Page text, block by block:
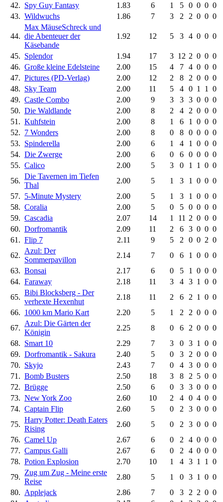
42. Spy Guy Fantasy 1.83 6 1 5 0 0 0 0
43. Wildwuchs 1.86 7 3 2 2 0 0 0
44.
Max MäuseSchreck und
die Abenteuer der
Käsebande
1.92 12 5 3 4 0 0 0
45. Splendor 1.94 17 3 12 2 0 0 0
46. Große kleine Edelsteine 2.00 15 4 7 4 0 0 0
47. Pictures (PD-Verlag) 2.00 12 2 8 2 0 0 0
48. Sky Team 2.00 11 5 4 0 1 1
0
49. Castle Combo 2.00 9 3 3 3 0 0 0
50. Die Waldlande 2.00 8 2 4 2 0 0 0
51. Kuhfstein 2.00 8 1 6 1 0 0 0
52. 7 Wonders 2.00 8 0 8 0 0 0 0
53. Spinderella 2.00 6 1 4 1 0 0 0
54. Die Zwerge 2.00 6 0 6 0 0 0 0
55. Calico 2.00 5 3 0 1 1 0 0
56.
Die Tavernen im Tiefen
Thal
2.00 5 1 3 1 0 0 0
57. 5-Minute Mystery 2.00 5 1 3 1 0 0 0
58. Coralia 2.00 5 0 5 0 0 0 0
59. Cascadia 2.07 14 1 11 2 0 0 0
60. Dorfromantik 2.09 11 2 6 3 0 0 0
61. Flip 7 2.11 9 5 2 0 0 2 0
62.
Azul: Der
Sommerpavillon
2.14 7 0 6 1 0 0 0
63. Bonsai 2.17 6 0 5 1 0 0 0
64. Faraway 2.18 11 3 4 3 1 0 0
65.
Bibi Blocksberg - Der
verhexte Hexenhut
2.18 11 2 6 2 1 0 0
66. 1000 km Mario Kart 2.20 5 1 2 2 0 0 0
67.
Azul: Die Gärten der
Königin
2.25 8 0 6 2 0 0 0
68. Smart 10 2.29 7 3 0 3 1 0 0
69. Dorfromantik - Sakura 2.40 5 0 3 2 0 0 0
70. Skyjo 2.43 7 0 4 3 0 0 0
71. Bomb Busters 2.50 18 3 8 2 5 0 0
72. Brügge 2.50 6 0 3 3 0 0 0
73. New York Zoo 2.60 10 2 4 0 4 0 0
74. Captain Flip 2.60 5 0 2 3 0 0 0
75.
Harry Potter: Death Eaters
Rising
2.60 5 0 2 3 0 0 0
76. Camel Up 2.67 6 0 2 4 0 0 0
77. Campus Galli 2.67 6 0 2 4 0 0 0
78. Potion Explosion 2.70 10 1 4 3 1 1
0
79.
Zug um Zug - Meine erste
Reise
2.80 5 1 0 3 1 0 0
80. Applejack 2.86 7 0 3 2 2 0 0